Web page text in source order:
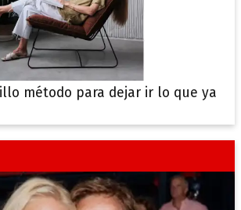
método para dejar ir lo que ya